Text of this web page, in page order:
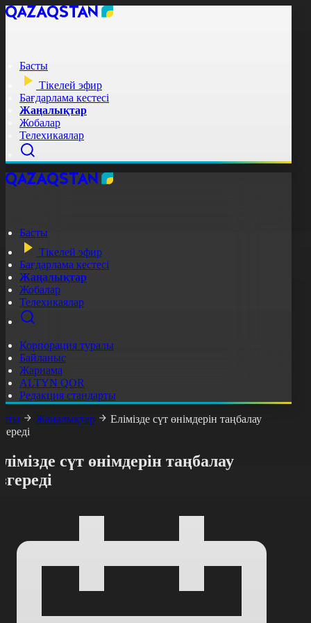
Басты
Тікелей эфир
Бағдарлама кестесі
Жаңалықтар
Жобалар
Телехикаялар
Басты
Тікелей эфир
Бағдарлама кестесі
Жаңалықтар
Жобалар
Телехикаялар
Корпорация туралы
Байланыс
Жарнама
ALTYN QOR
Редакция стандарты
Жаңалықтар
Елімізде сүт өнімдерін таңбалау
сүт өнімдерін таңбалау